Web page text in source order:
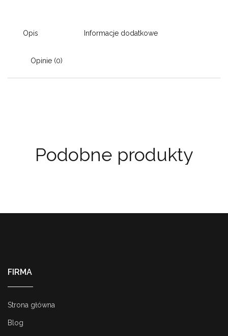
Opis Informacje dodatkowe
Opinie (0)
Podobne produkty
FIRMA
Strona główna
Blog